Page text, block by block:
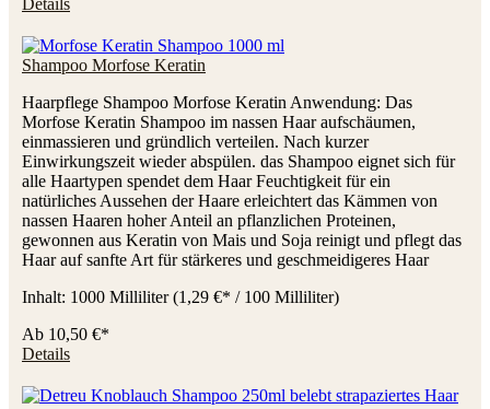
Shampoo Morfose Keratin
Haarpflege Shampoo Morfose Keratin Anwendung: Das
Morfose Keratin Shampoo im nassen Haar aufschäumen,
einmassieren und gründlich verteilen. Nach kurzer
Einwirkungszeit wieder abspülen. das Shampoo eignet sich für
alle Haartypen spendet dem Haar Feuchtigkeit für ein
natürliches Aussehen der Haare erleichtert das Kämmen von
nassen Haaren hoher Anteil an pflanzlichen Proteinen,
gewonnen aus Keratin von Mais und Soja reinigt und pflegt das
Haar auf sanfte Art für stärkeres und geschmeidigeres Haar
Inhalt: 1000 Milliliter(1,29 €* / 100 Milliliter)
Ab 10,50 €*
Details